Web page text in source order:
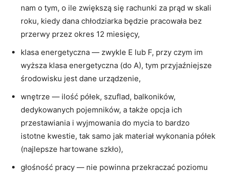
nam o tym, o ile zwiększą się rachunki za prąd w skali
roku, kiedy dana chłodziarka będzie pracowała bez
przerwy przez okres 12 miesięcy,
klasa energetyczna — zwykle E lub F, przy czym im
wyższa klasa energetyczna (do A), tym przyjaźniejsze
środowisku jest dane urządzenie,
wnętrze — ilość półek, szuflad, balkoników,
dedykowanych pojemników, a także opcja ich
przestawiania i wyjmowania do mycia to bardzo
istotne kwestie, tak samo jak materiał wykonania półek
(najlepsze hartowane szkło),
głośność pracy — nie powinna przekraczać poziomu